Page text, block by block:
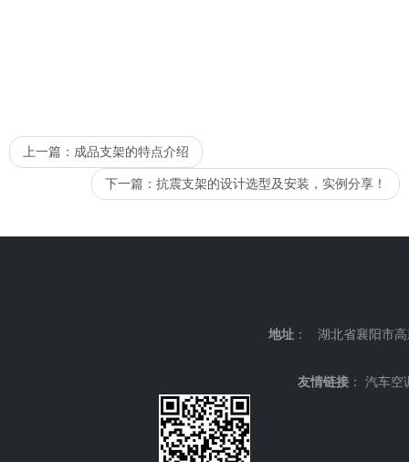
上一篇： 成品支架的特点介绍
下一篇： 抗震支架的设计选型及安装，实例分享！
地址： 湖北省襄阳市
友情链接 ： 汽车空